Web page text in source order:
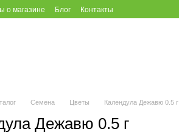
о магазине Блог Контакты
Семена Цветы Календула Дежавю 0.5 г
Дежавю 0.5 г